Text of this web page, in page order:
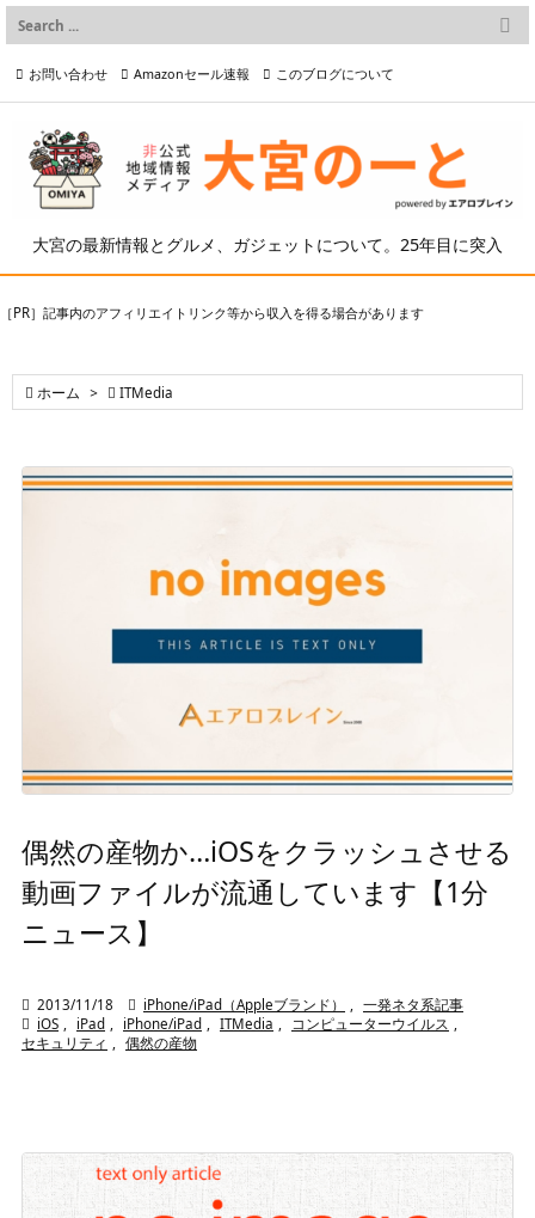
大宮の最新情報とグルメ、ガジェットについて。25年目に突入

メニュー

検索
お問い合わせ Amazonセール速報 このブログについて
プライバシーポリシー等
［PR］記事内のアフィリエイトリンク等から収入を得る場合があります
 ホーム >  ITMedia
偶然の産物か…iOSをクラッシュさせる
動画ファイルが流通しています【1分
ニュース】
 2013/11/18  iPhone/iPad（Appleブランド） , 一発ネタ系記事
 iOS , iPad , iPhone/iPad , ITMedia , コンピューターウイルス ,
セキュリティ , 偶然の産物